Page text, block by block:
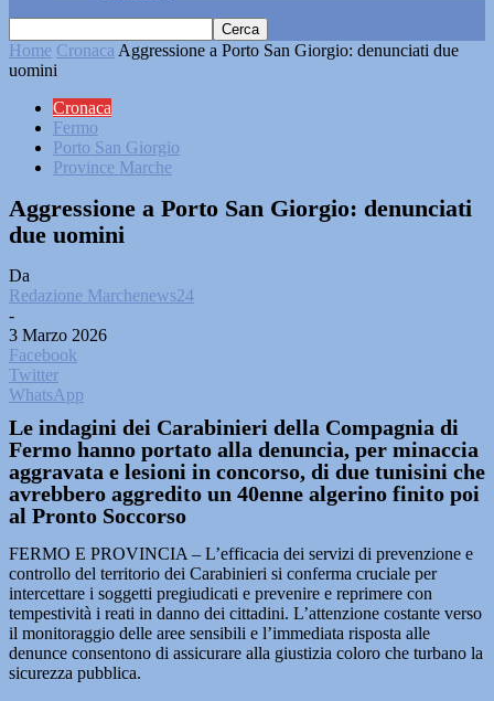
Home Cronaca Aggressione a Porto San Giorgio: denunciati due
uomini
Cronaca
Fermo
Porto San Giorgio
Province Marche
Aggressione a Porto San Giorgio: denunciati
due uomini
Da
Redazione Marchenews24
-
3 Marzo 2026
Facebook
Twitter
WhatsApp
Le indagini dei Carabinieri della Compagnia di
Fermo hanno portato alla denuncia, per minaccia
aggravata e lesioni in concorso, di due tunisini che
avrebbero aggredito un 40enne algerino finito poi
al Pronto Soccorso
FERMO E PROVINCIA – L’efficacia dei servizi di prevenzione e
controllo del territorio dei Carabinieri si conferma cruciale per
intercettare i soggetti pregiudicati e prevenire e reprimere con
tempestività i reati in danno dei cittadini. L’attenzione costante verso
il monitoraggio delle aree sensibili e l’immediata risposta alle
denunce consentono di assicurare alla giustizia coloro che turbano la
sicurezza pubblica.